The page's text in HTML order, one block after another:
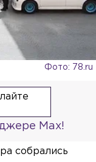
Фото: 78.ru
Max!
собрались